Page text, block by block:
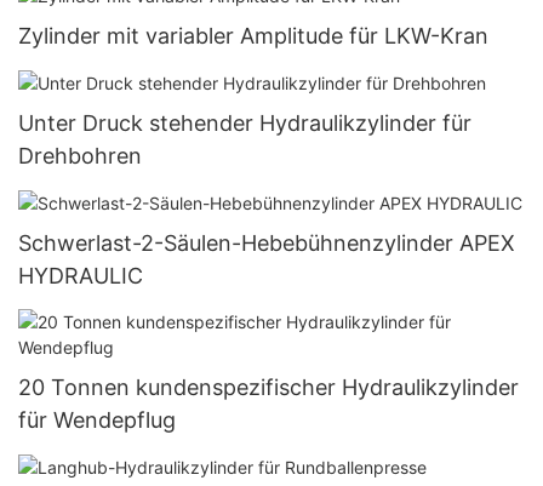
Zylinder mit variabler Amplitude für LKW-Kran
Unter Druck stehender Hydraulikzylinder für
Drehbohren
Schwerlast-2-Säulen-Hebebühnenzylinder APEX
HYDRAULIC
20 Tonnen kundenspezifischer Hydraulikzylinder
für Wendepflug